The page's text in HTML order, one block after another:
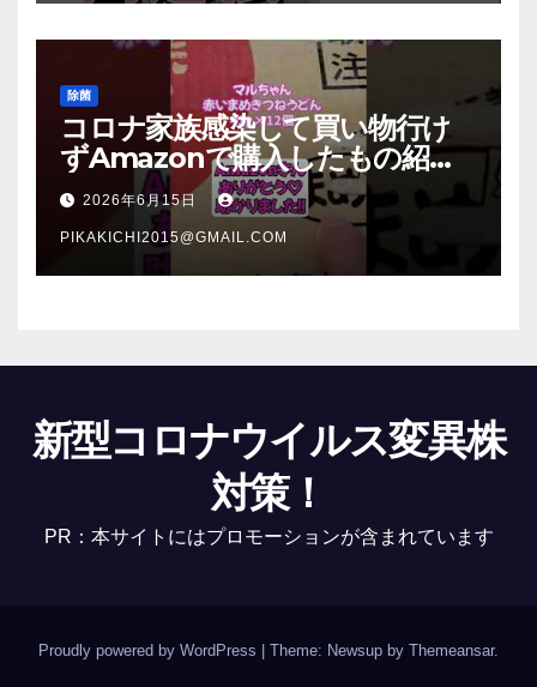
除菌
コロナ家族感染して買い物行け
ずAmazonで購入したもの紹
介 #Shorts
2026年6月15日
PIKAKICHI2015@GMAIL.COM
新型コロナウイルス変異株
対策！
PR：本サイトにはプロモーションが含まれています
Proudly powered by WordPress Theme: Newsup by Themeansar.